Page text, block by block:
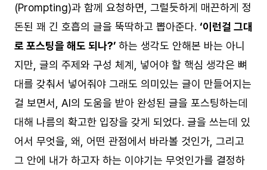
(Prompting)과 함께 요청하면, 그럴듯하게 매끈하게 정
돈된 꽤 긴 호흡의 글을 뚝딱하고 뽑아준다. ‘이런걸 그대
로 포스팅을 해도 되나?’ 하는 생각도 안해본 바는 아니
지만, 글의 주제와 구성 체계, 넣어야 할 핵심 생각은 뼈
대를 갖춰서 넣어줘야 그래도 의미있는 글이 만들어지는
걸 보면서, AI의 도움을 받아 완성된 글을 포스팅하는데
대해 나름의 확고한 입장을 갖게 되었다. 글을 쓰는데 있
어서 무엇을, 왜, 어떤 관점에서 바라볼 것인가, 그리고
그 안에 내가 하고자 하는 이야기는 무엇인가를 결정하